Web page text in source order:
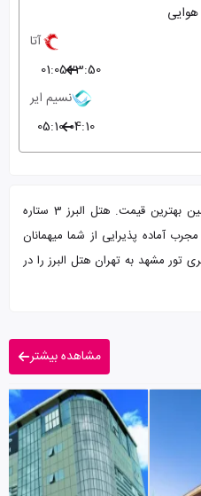
هوایی
آتا
23:50
01:05
نسیم ایر
04:10
05:10
تور تهران از مشهد هتل البرز با تضمین بهترین قیمت. هتل البرز 3 ستاره
آماده پذیرایی از شما میهمانان
مشهد به تهران هتل البرز را در
مشاهده بیشتر